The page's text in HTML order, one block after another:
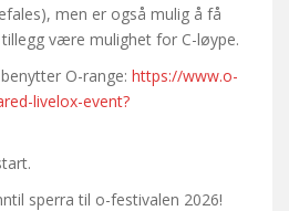
men er også mulig å få
være mulighet for C-løype.
O-range: https://www.o-
livelox-event?
sperra til o-festivalen 2026!